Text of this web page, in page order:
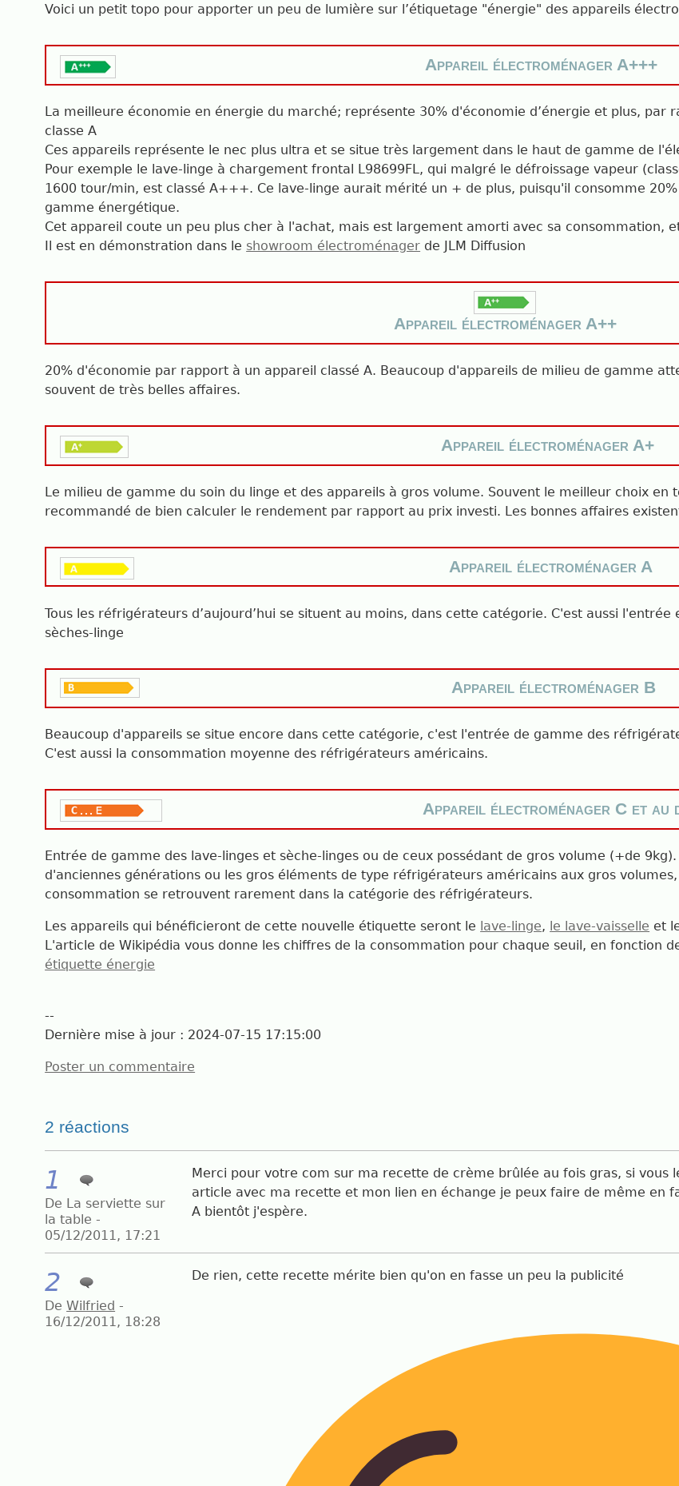
Voici un petit topo pour apporter un peu de lumière sur l’étiquetage "énergie" des appareils
Appareil électroménager A+++
La meilleure économie en énergie du marché; représente 30% d'économie d’énergie et plus, par
classe A
Ces appareils représente le nec plus ultra et se situe très largement dans le haut de gamme de
Pour exemple le lave-linge à chargement frontal L98699FL, qui malgré le défroissage vapeur
1600 tour/min, est classé A+++. Ce lave-linge aurait mérité un + de plus, puisqu'il consomme
gamme énergétique.
Cet appareil coute un peu plus cher à l'achat, mais est largement amorti avec sa consommation,
Il est en démonstration dans le showroom électroménager de JLM Diffusion
Appareil électroménager A++
20% d'économie par rapport à un appareil classé A. Beaucoup d'appareils de milieu de gamme
souvent de très belles affaires.
Appareil électroménager A+
Le milieu de gamme du soin du linge et des appareils à gros volume. Souvent le meilleur choix
recommandé de bien calculer le rendement par rapport au prix investi. Les bonnes affaires
Appareil électroménager A
Tous les réfrigérateurs d’aujourd’hui se situent au moins, dans cette catégorie. C'est aussi
sèches-linge
Appareil électroménager B
Beaucoup d'appareils se situe encore dans cette catégorie, c'est l'entrée de gamme des
C'est aussi la consommation moyenne des réfrigérateurs américains.
Appareil électroménager C et au
Entrée de gamme des lave-linges et sèche-linges ou de ceux possédant de gros volume (+de
d'anciennes générations ou les gros éléments de type réfrigérateurs américains aux gros
consommation se retrouvent rarement dans la catégorie des réfrigérateurs.
Les appareils qui bénéficieront de cette nouvelle étiquette seront le lave-linge, le lave-vaisselle et
L'article de Wikipédia vous donne les chiffres de la consommation pour chaque seuil, en fonction
étiquette énergie
--
Dernière mise à jour : 2024-07-15 17:15:00
Poster un commentaire
2 réactions
1
De La serviette sur
la table -
05/12/2011, 17:21
Merci pour votre com sur ma recette de crème brûlée au fois gras, si vous
article avec ma recette et mon lien en échange je peux faire de même en
A bientôt j'espère.
2
DeWilfried -
16/12/2011, 18:28
De rien, cette recette mérite bien qu'on en fasse un peu la publicité